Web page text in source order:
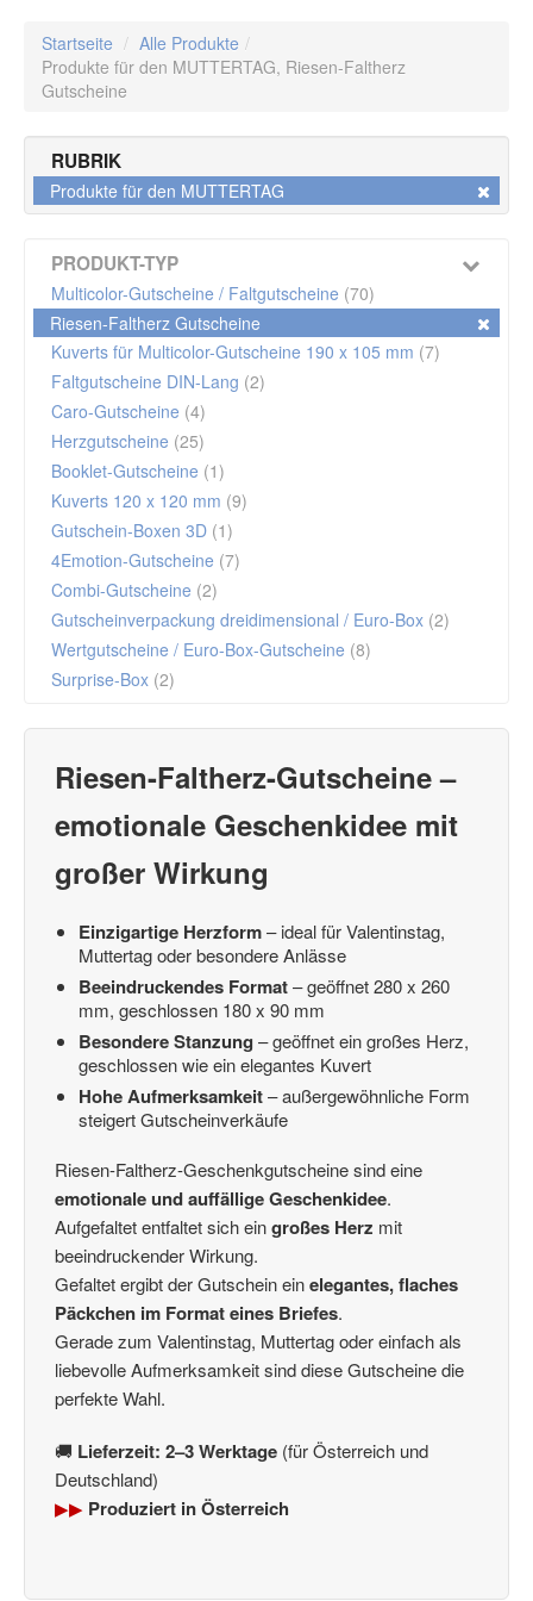
Startseite / Alle Produkte /
Produkte für den MUTTERTAG, Riesen-Faltherz
Gutscheine
RUBRIK
Produkte für den MUTTERTAG
PRODUKT-TYP
Multicolor-Gutscheine / Faltgutscheine (70)
Riesen-Faltherz Gutscheine
Kuverts für Multicolor-Gutscheine 190 x 105 mm (7)
Faltgutscheine DIN-Lang (2)
Caro-Gutscheine (4)
Herzgutscheine (25)
Booklet-Gutscheine (1)
Kuverts 120 x 120 mm (9)
Gutschein-Boxen 3D (1)
4Emotion-Gutscheine (7)
Combi-Gutscheine (2)
Gutscheinverpackung dreidimensional / Euro-Box (2)
Wertgutscheine / Euro-Box-Gutscheine (8)
Surprise-Box (2)
Riesen-Faltherz-Gutscheine –
emotionale Geschenkidee mit
großer Wirkung
Einzigartige Herzform– ideal für Valentinstag,
Muttertag oder besondere Anlässe
Beeindruckendes Format– geöffnet 280 x 260
mm, geschlossen 180 x 90 mm
Besondere Stanzung – geöffnet ein großes Herz,
geschlossen wie ein elegantes Kuvert
Hohe Aufmerksamkeit– außergewöhnliche Form
steigert Gutscheinverkäufe
Riesen-Faltherz-Geschenkgutscheine sind eine
emotionale und auffällige Geschenkidee.
Aufgefaltet entfaltet sich eingroßes Herz mit
beeindruckender Wirkung.
Gefaltet ergibt der Gutschein einelegantes, flaches
Päckchen im Format eines Briefes.
Gerade zum Valentinstag, Muttertag oder einfach als
liebevolle Aufmerksamkeit sind diese Gutscheine die
perfekte Wahl.
🚚 Lieferzeit: 2–3 Werktage (für Österreich und
Deutschland)
▶▶ Produziert in Österreich